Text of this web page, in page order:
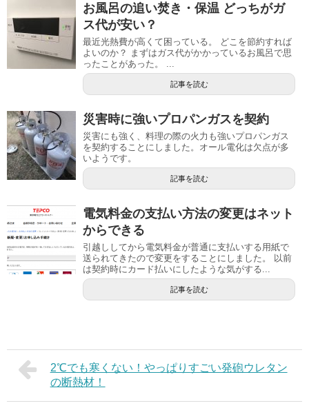
お風呂の追い焚き・保温 どっちがガ
ス代が安い？
最近光熱費が高くて困っている。 どこを節約すれば
よいのか？ まずはガス代がかかっているお風呂で思
ったことがあった。 ...
記事を読む
災害時に強いプロパンガスを契約
災害にも強く、料理の際の火力も強いプロパンガス
を契約することにしました。オール電化は欠点が多
いようです。
記事を読む
電気料金の支払い方法の変更はネット
からできる
引越ししてから電気料金が普通に支払いする用紙で
送られてきたので変更をすることにしました。 以前
は契約時にカード払いにしたような気がする...
記事を読む
2℃でも寒くない！やっぱりすごい発砲ウレタン
の断熱材！